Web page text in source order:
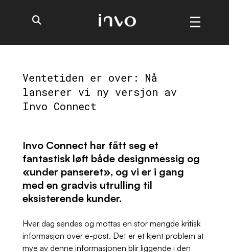
Ventetiden er over: Nå
lanserer vi ny versjon av
Invo Connect
Invo Connect har fått seg et
fantastisk løft både designmessig og
«under panseret», og vi er i gang
med en gradvis utrulling til
eksisterende kunder.
Hver dag sendes og mottas en stor mengde kritisk
informasjon over e-post. Det er et kjent problem at
mye av denne informasjonen blir liggende i den